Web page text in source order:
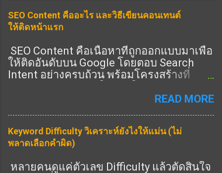
ครบ = อันดับดีขึ้น 🎯 Heading ช่วย E-E-A-T
ยังไง ✔️ 1. แสดง Expertise 👉 ใช้ Heading
ครอบคลุมลึก ✔️ 2. แสดง Experience 👉 มี
หัวข้อ “ประสบการณ์จริง” ✔️ 3. แสดง
Authority 👉 มีหัวข้อครบทุกมุม ✔️ 4. แสดง
Trust 👉 มี FAQ / ข้อมูลชัด 🔧 วิธีเขียน
1. เพิ่ม Heading “ประสบการณ์” 👉 เช่น: จาก
ประสบการณ์จริง 🔥 2. เพิ่ม Heading “ข้อมูล
เชิงลึก” 👉 เช่น: เทคนิคขั้นสูง วิเคราะห์ 🔥 3.
เพิ่ม Heading “คำถาม” 👉 เช่น: FAQ 📊 สูตร
E-E-A-T Heading H1 = keyword หลัก H2 =
ครอบคลุม + เชี่ยวชาญ H3 = ลึก + ราย
SEO Content คืออะไร และวิธีเขียนคอนเทนต์
ให้ติดหน้าแรก
SEO Content คือเนื้อหาที่ถูกออกแบบมาเพื่อ
ให้ติดอันดับบน Google โดยตอบ Search
Intent อย่างครบถ้วน พร้อมโครงสร้างที่
SEO ไม่ใช่แค่ใส่คีย์เวิร์ด แต่คือการสร้าง
เนื้อหาที่: ตรงกับคำค้นหา ตอบคำถามผู้ใช้
ครบถ้วน มีโครงสร้างชัดเจน มีคุณภาพสูง
รองรับทั้ง SEO และ AEO SEO Content ที่ดี
ต้องตอบทั้ง “คนอ่าน” และ “อัลกอริทึม” ②
READ MORE
Keyword Difficulty วิเคราะห์ยังไงให้แม่น (ไม่
พลาดเลือกคำผิด)
หลายคนดูแค่ตัวเลข Difficulty แล้วตัดสินใจ